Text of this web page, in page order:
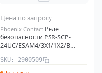
Цена по запросу
Phoenix Contact Реле
безопасности PSR-SCP-
24UC/ESAM4/3X1/1X2/B
SKU: 2900509